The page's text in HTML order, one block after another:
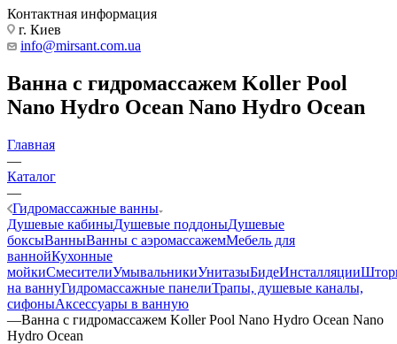
Контактная информация
г. Киев
info@mirsant.com.ua
Ванна с гидромассажем Koller Pool
Nano Hydro Ocean Nano Hydro Ocean
Главная
—
Каталог
—
Гидромассажные ванны
Душевые кабиныДушевые поддоныДушевые
боксыВанныВанны с аэромассажемМебель для
ваннойКухонные
мойкиСмесителиУмывальникиУнитазыБидеИнсталляции
на ваннуГидромассажные панелиТрапы, душевые каналы,
сифоныАксессуары в ванную
—Ванна с гидромассажем Koller Pool Nano Hydro Ocean Nano
Hydro Ocean